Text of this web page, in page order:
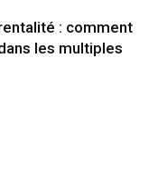
: comment
les multiples